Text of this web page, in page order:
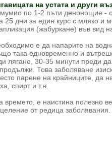
на устата и други
по 1-2 пъти денонощие -
25 дни за един курс с мляко и
(жабуркане) във вид
е да напарите на
така едновременно и
лягане, 30-35 минути преди
Това заболяване
парене на крайниците, да
спирт и т.н.
е наистина полезно
от редица заболявания.